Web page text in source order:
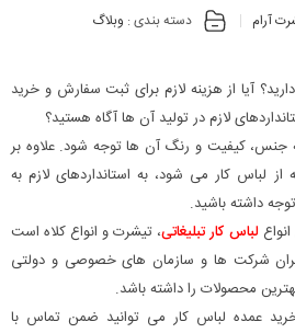
آرام دسته بندی : وبلاگ
آیا از هزینه لازم برای ثبت سفارش و خرید
لازم در تولید آن ها آگاه هستید؟
جنس، کیفیت و رنگ آن ها توجه شود. علاوه بر
از لباس کار می شود، به استانداردهای لازم به
داشته باشید.
لباس کار تبلیغاتی، تیشرت و انواع کلاه است
شرکت ها و سازمان های خصوصی و دولتی
محصولات را داشته باشد.
عمده لباس کار می توانید ضمن تماس با